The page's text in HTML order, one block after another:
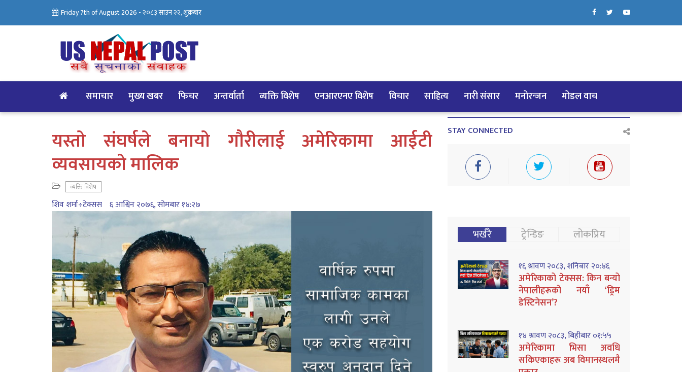
Friday 7th of August 2026 -२०८३ साउन २२, शुक्रबार
समाचार मुख्य खबर फिचर अन्तर्वार्ता व्यक्ति विशेष एनआरएनए विशेष विचार साहित्य नारी संसार मनोरन्जन मोडल वाच
यस्ताे संघर्षले बनायाे गाैरीलाई अमेरिकामा आईटी
व्यवसायकाे मालिक
व्यक्ति विशेष
शिव शर्मा÷टेक्सस ६ आश्विन २०७६, सोमबार १४:२७
STAY CONNECTED
भर्खरै ट्रेन्डिङ लोकप्रिय
१६ श्रावण २०८३, शनिबार २०:४६
अमेरिकाको टेक्सस: किन बन्यो
नेपालीहरूको नयाँ ‘ड्रिम
डेस्टिनेसन’?
१४ श्रावण २०८३, बिहीबार ०१:५५
अमेरिकामा भिसा अवधि
सकिएकाहरू अब विमानस्थलमै